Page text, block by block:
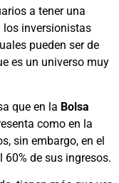
a tener una
los inversionistas
pueden ser de
es un universo muy
que en la Bolsa
como en la
sin embargo, en el
de sus ingresos.